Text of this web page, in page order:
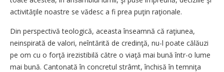
activităţile noastre se vădesc a fi prea puţin raţionale.
Din perspectivă teologică, aceasta înseamnă că raţiunea,
neinspirată de valori, neîntărită de credinţă, nu-l poate călăuzi
pe om cu o forţă irezistibilă către o viaţă mai bună într-o lume
mai bună. Cantonată în concretul strâmt, închisă în temniţa